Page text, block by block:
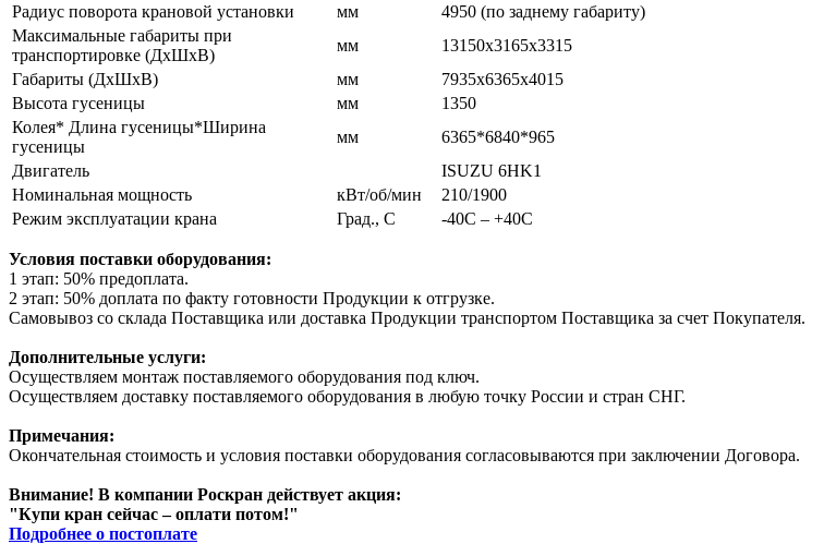
Радиус поворота крановой установки
мм
4950 (по заднему габариту)
Максимальные габариты при
транспортировке (ДхШхВ)
мм
13150х3165х3315
Габариты (ДхШхВ)
мм
7935х6365х4015
Высота гусеницы
мм
1350
Колея* Длина гусеницы*Ширина
гусеницы
мм
6365*6840*965
Двигатель
ISUZU 6HK1
Номинальная мощность
кВт/об/мин
210/1900
Режим эксплуатации крана
Град., С -40С – +40С
Условия поставки оборудования:
1 этап: 50% предоплата.
2 этап: 50% доплата по факту готовности Продукции к отгрузке.
Самовывоз со склада Поставщика или доставка Продукции транспортом Поставщика за счет Покупателя.
Дополнительные услуги:
Осуществляем монтаж поставляемого оборудования под ключ.
Осуществляем доставку поставляемого оборудования в любую точку России и стран СНГ.
Примечания:
Окончательная стоимость и условия поставки оборудования согласовываются при заключении Договора.
Внимание! В компании Роскран действует акция:
"Купи кран сейчас – оплати потом!"
Подробнее о постоплате